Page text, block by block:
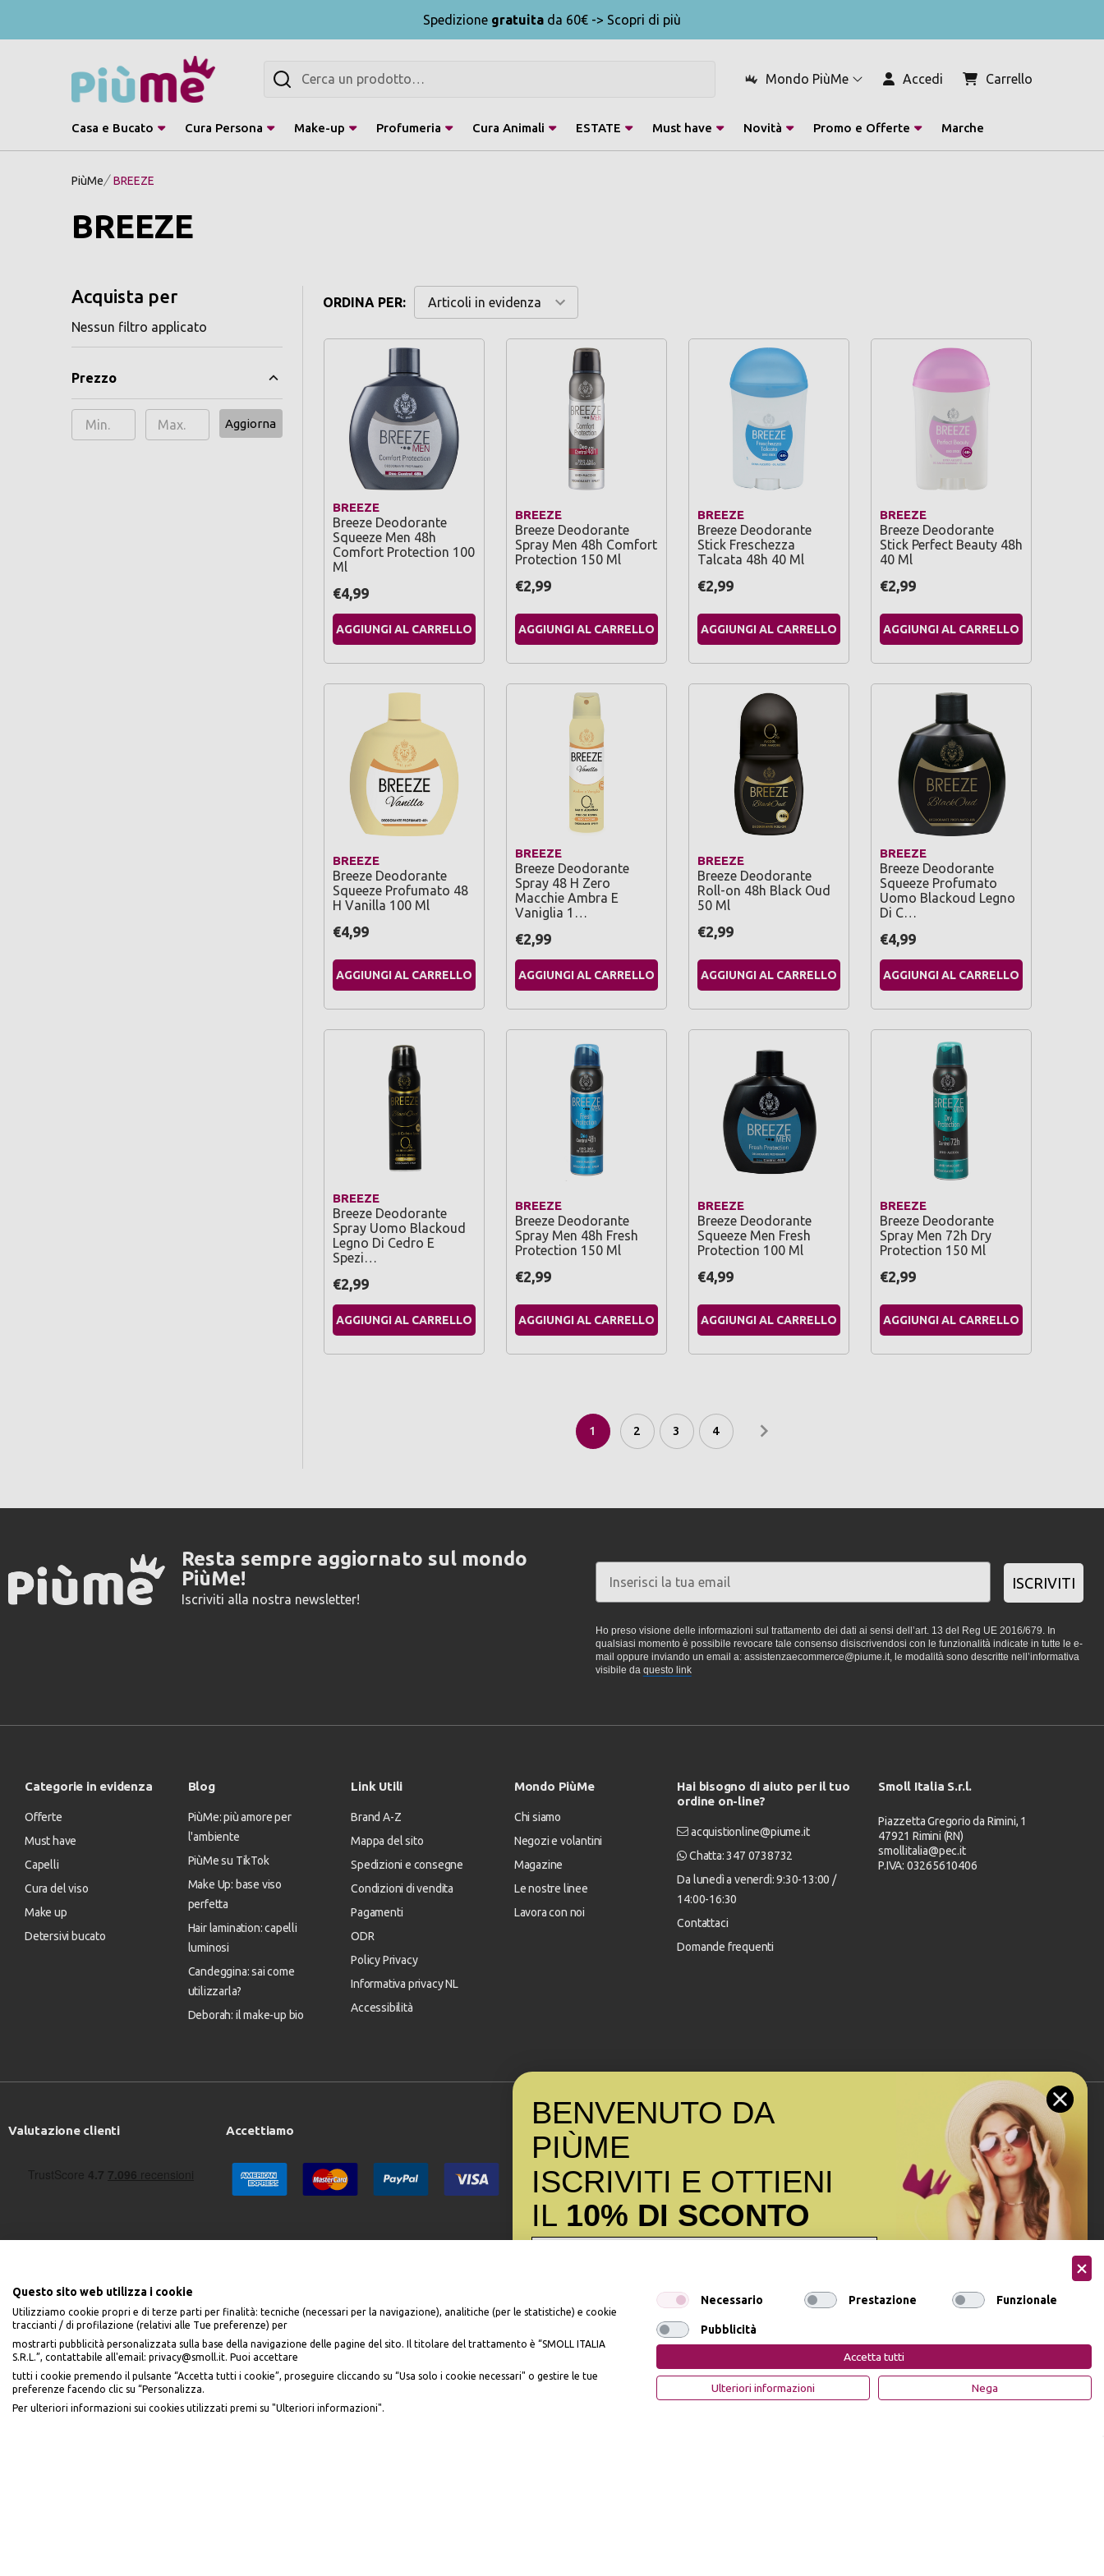
Spedizione gratuita da 60€ -> Scopri di più
Mondo PiùMe Accedi Carrello
Cerca
Casa e Bucato Cura Persona Make-up Profumeria Cura Animali ESTATE Must have Novità Promo e Offerte Marche
PiùMe BREEZE
BREEZE
Acquista per
Nessun filtro applicato
Prezzo
Aggiorna
ORDINA PER:
BREEZE
Breeze Deodorante
Squeeze Men 48h
Comfort Protection 100
Ml
€4,99
AGGIUNGI AL CARRELLO
BREEZE
Breeze Deodorante
Spray Men 48h Comfort
Protection 150 Ml
€2,99
AGGIUNGI AL CARRELLO
BREEZE
Breeze Deodorante
Stick Freschezza
Talcata 48h 40 Ml
€2,99
AGGIUNGI AL CARRELLO
BREEZE
Breeze Deodorante
Stick Perfect Beauty 48h
40 Ml
€2,99
AGGIUNGI AL CARRELLO
BREEZE
Breeze Deodorante
Squeeze Profumato 48
H Vanilla 100 Ml
€4,99
AGGIUNGI AL CARRELLO
BREEZE
Breeze Deodorante
Spray 48 H Zero
Macchie Ambra E
Vaniglia 1…
€2,99
AGGIUNGI AL CARRELLO
BREEZE
Breeze Deodorante
Roll-on 48h Black Oud
50 Ml
€2,99
AGGIUNGI AL CARRELLO
BREEZE
Breeze Deodorante
Squeeze Profumato
Uomo Blackoud Legno
Di C…
€4,99
AGGIUNGI AL CARRELLO
BREEZE
Breeze Deodorante
Spray Uomo Blackoud
Legno Di Cedro E
Spezi…
€2,99
AGGIUNGI AL CARRELLO
BREEZE
Breeze Deodorante
Spray Men 48h Fresh
Protection 150 Ml
€2,99
AGGIUNGI AL CARRELLO
BREEZE
Breeze Deodorante
Squeeze Men Fresh
Protection 100 Ml
€4,99
AGGIUNGI AL CARRELLO
BREEZE
Breeze Deodorante
Spray Men 72h Dry
Protection 150 Ml
€2,99
AGGIUNGI AL CARRELLO
1 2 3 4
Resta sempre aggiornato sul mondo
PiùMe!
Iscriviti alla nostra newsletter!
ISCRIVITI
Ho preso visione delle informazioni sul trattamento dei dati ai sensi dell’art. 13 del Reg UE 2016/679. In
qualsiasi momento è possibile revocare tale consenso disiscrivendosi con le funzionalità indicate in tutte le e-
mail oppure inviando un email a: assistenzaecommerce@piume.it, le modalità sono descritte nell’informativa
visibile da questo link
Categorie in evidenza
Offerte
Must have
Capelli
Cura del viso
Make up
Detersivi bucato
Blog
PiùMe: più amore per
l'ambiente
PiùMe su TikTok
Make Up: base viso
perfetta
Hair lamination: capelli
luminosi
Candeggina: sai come
utilizzarla?
Deborah: il make-up bio
Link Utili
Brand A-Z
Mappa del sito
Spedizioni e consegne
Condizioni di vendita
Pagamenti
ODR
Policy Privacy
Informativa privacy NL
Accessibilità
Mondo PiùMe
Chi siamo
Negozi e volantini
Magazine
Le nostre linee
Lavora con noi
Hai bisogno di aiuto per il tuo
ordine on-line?
acquistionline@piume.it
Chatta: 347 0738732
Da lunedì a venerdì: 9:30-13:00 /
14:00-16:30
Contattaci
Domande frequenti
Smoll Italia S.r.l.
Piazzetta Gregorio da Rimini, 1
47921 Rimini (RN)
smollitalia@pec.it
P.IVA: 03265610406
Valutazione clienti Accettiamo Seguici sui social
PiùMe è un marchio di PiùMe s.r.l. con sede legale in via Aurelio Lampredi, n. 81 - 57121 Livorno (LI) - P.IVA 01952440491 - piumesrl@legalmail.it Privacy Policy Cookie Policy
Questo sito web utilizza i cookie
Utilizziamo cookie propri e di terze parti per finalità: tecniche (necessari per la navigazione), analitiche (per le statistiche) e cookie
traccianti / di profilazione (relativi alle Tue preferenze) per
mostrarti pubblicità personalizzata sulla base della navigazione delle pagine del sito. Il titolare del trattamento è “SMOLL ITALIA
S.R.L.”, contattabile all'email: privacy@smoll.it. Puoi accettare
tutti i cookie premendo il pulsante “Accetta tutti i cookie”, proseguire cliccando su “Usa solo i cookie necessari" o gestire le tue
preferenze facendo clic su “Personalizza.
Per ulteriori informazioni sui cookies utilizzati premi su "Ulteriori informazioni".
Necessario Prestazione Funzionale
Pubblicità
Accetta tutti
Ulteriori informazioni Nega
BENVENUTO DA
PIÙME
ISCRIVITI E OTTIENI
IL 10% DI SCONTO
Iscrivendomi dichiaro di aver preso visione dell'Informativa sulla privacy
ai sensi
dell’art. 13 del Reg UE 2016/679 e presto il mio consenso a ricevere email
promozionali. In qualsiasi momento è possibile revocare il consenso
OTTIENI IL 10% DI SCONTO